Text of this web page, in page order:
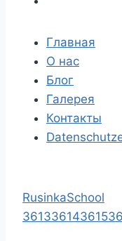
Главная
О нас
Блог
Галерея
Контакты
RusinkaSchool
361336143615